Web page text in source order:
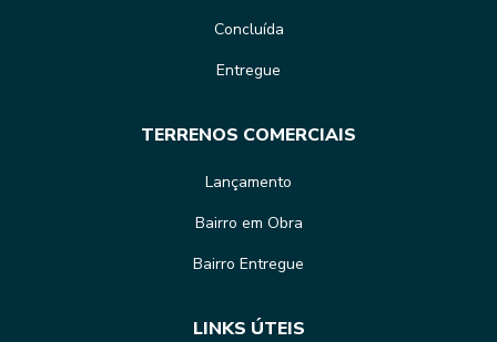
Concluída
Entregue
TERRENOS COMERCIAIS
Lançamento
Bairro em Obra
Bairro Entregue
LINKS ÚTEIS